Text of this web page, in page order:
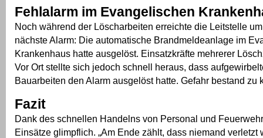
Fehlalarm im Evangelischen
Noch während der Löscharbeiten erreichte die Leitstelle
nächste Alarm: Die automatische Brandmeldeanlage im
Krankenhaus hatte ausgelöst. Einsatzkräfte mehrerer
Vor Ort stellte sich jedoch schnell heraus, dass
Bauarbeiten den Alarm ausgelöst hatte. Gefahr bestand zu
Fazit
Dank des schnellen Handelns von Personal und
Einsätze glimpflich. „Am Ende zählt, dass niemand verletzt